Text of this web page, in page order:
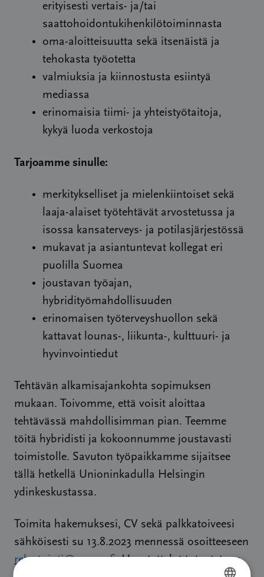
erityisesti vertais- ja/tai
saattohoidontukihenkilötoiminnasta
oma-aloitteisuutta sekä itsenäistä ja
tehokasta työotetta
valmiuksia ja kiinnostusta esiintyä
mediassa
erinomaisia tiimi- ja yhteistyötaitoja,
kykyä luoda verkostoja
Tarjoamme sinulle:
merkitykselliset ja mielenkiintoiset sekä
laaja-alaiset työtehtävät arvostetussa ja
isossa kansaterveys- ja potilasjärjestössä
mukavat ja asiantuntevat kollegat eri
puolilla Suomea
joustavan työajan,
hybridityömahdollisuuden
erinomaisen työterveyshuollon sekä
kattavat lounas-, liikunta-, kulttuuri- ja
hyvinvointiedut
Tehtävän alkamisajankohta sopimuksen
mukaan. Toivomme, että voisit aloittaa
tehtävässä mahdollisimman pian. Teemme
töitä hybridisti ja kokoonnumme joustavasti
toimistolle. Savuton työpaikkamme sijaitsee
tällä hetkellä Unioninkadulla Helsingin
ydinkeskustassa.
Toimita hakemuksesi, CV sekä palkkatoiveesi
sähköisesti su 13.8.2023 mennessä osoitteeseen
rekrytointi@cancer.fi. Haastattelut toteutetaan